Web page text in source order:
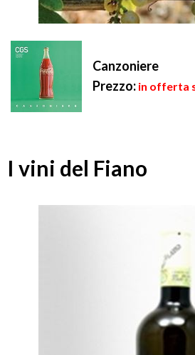
Canzoniere
Prezzo: in offerta
I vini del Fiano